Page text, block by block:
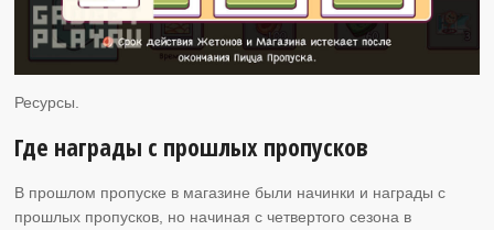
Ресурсы.
Где награды с прошлых пропусков
В прошлом пропуске в магазине были начинки и награды с
прошлых пропусков, но начиная с четвертого сезона в